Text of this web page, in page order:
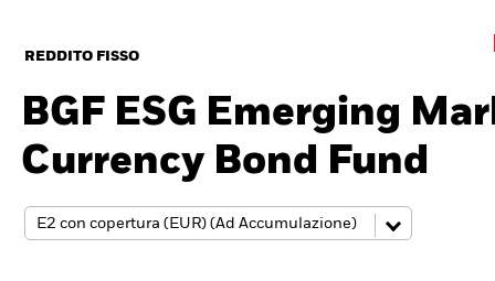
REDDITO FISSO
BGF ESG Emerging
Currency Bond Fund